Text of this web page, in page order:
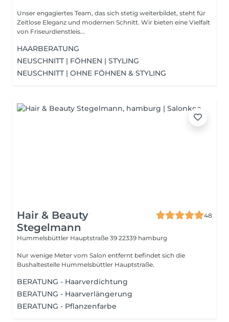
Unser engagiertes Team, das sich stetig weiterbildet, steht für
Zeitlose Eleganz und modernen Schnitt. Wir bieten eine Vielfalt
von Friseurdienstleis...
HAARBERATUNG
NEUSCHNITT | FÖHNEN | STYLING
NEUSCHNITT | OHNE FÖHNEN & STYLING
Hair & Beauty
Stegelmann
48
Hummelsbüttler Hauptstraße 39 22339 hamburg
Nur wenige Meter vom Salon entfernt befindet sich die
Bushaltestelle Hummelsbüttler Hauptstraße.
BERATUNG - Haarverdichtung
BERATUNG - Haarverlängerung
BERATUNG - Pflanzenfarbe